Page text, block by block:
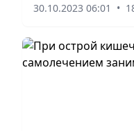
Республике
30.10.2023 06:01 •